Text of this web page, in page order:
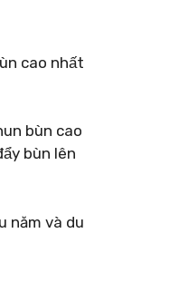
cao nhất
bùn cao
bùn lên
năm và du